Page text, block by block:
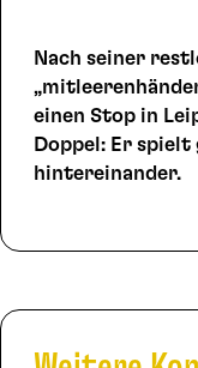
Nach seiner
einen Stop in
Doppel: Er
hintereinander.